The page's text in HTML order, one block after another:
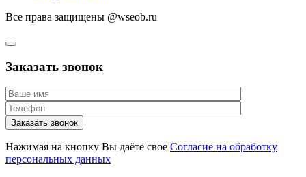
Все права защищены @wseob.ru
Заказать звонок
Нажимая на кнопку Вы даёте свое Согласие на обработку
персональных данных